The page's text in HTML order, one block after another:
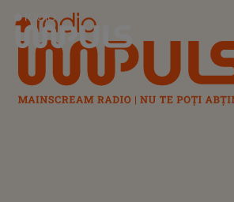
Radio Impuls